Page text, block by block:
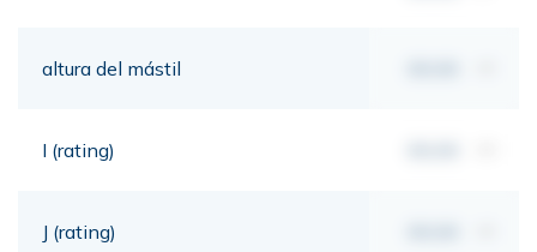
altura del mástil
I (rating)
J (rating)